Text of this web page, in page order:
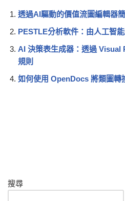
透過AI驅動的價值流圖編輯器
PESTLE分析軟件：由人工智
AI 決策表生成器：透過 Visual
規則
如何使用 OpenDocs 將類圖轉
搜尋